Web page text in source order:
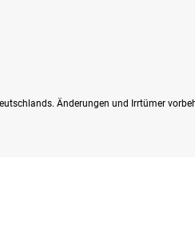
Änderungen und Irrtümer